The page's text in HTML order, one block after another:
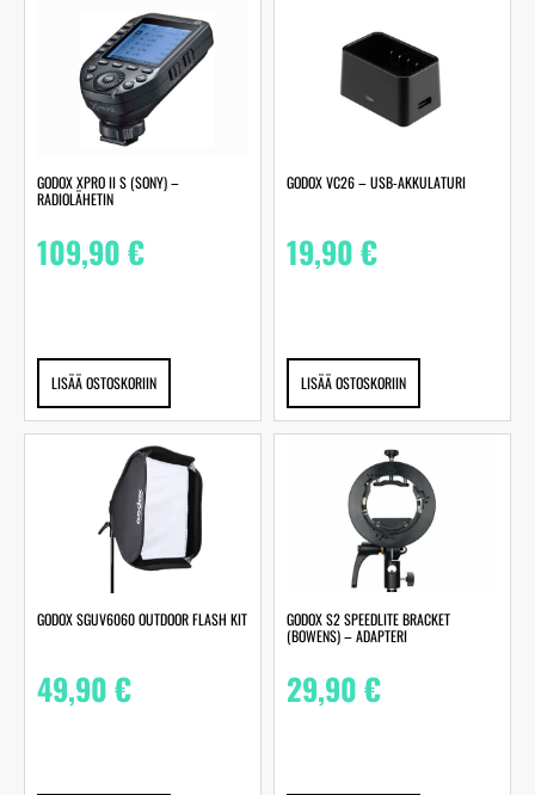
GODOX XPRO II S (SONY) –
RADIOLÄHETIN
109,90€
LISÄÄ OSTOSKORIIN
GODOX VC26 – USB-AKKULATURI
19,90€
LISÄÄ OSTOSKORIIN
GODOX SGUV6060 OUTDOOR FLASH KIT
49,90€
GODOX S2 SPEEDLITE BRACKET
(BOWENS) – ADAPTERI
29,90€